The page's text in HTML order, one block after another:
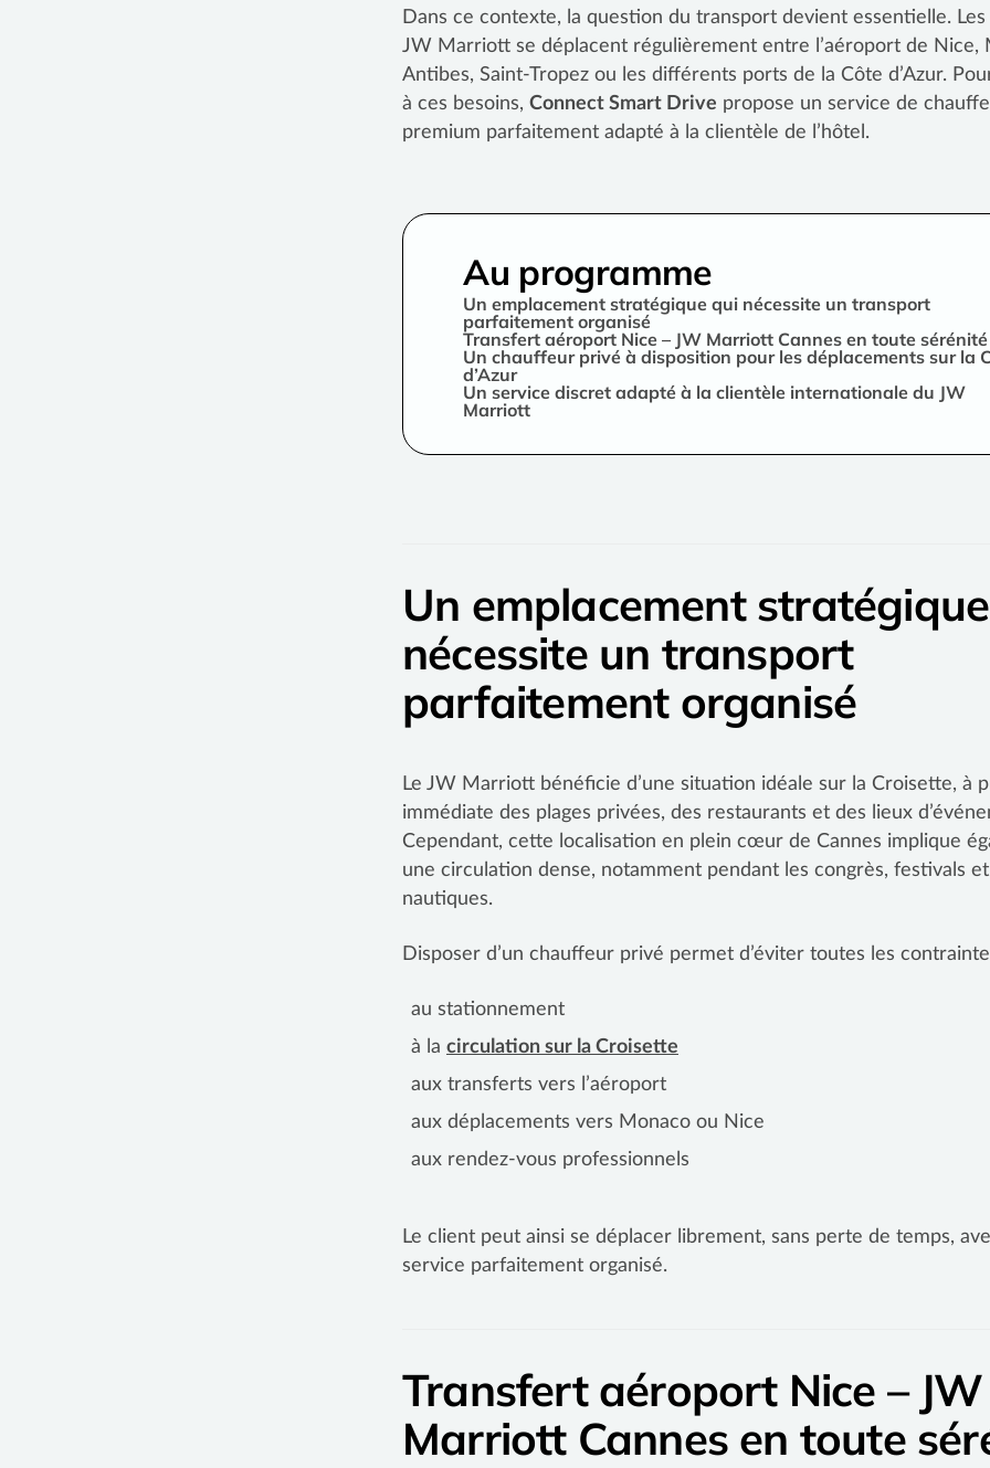
Dans ce contexte, la question du transport devient essentielle.
JW Marriott se déplacent régulièrement entre l’aéroport de Nice,
Antibes, Saint-Tropez ou les différents ports de la Côte d’Azur.
à ces besoins, Connect Smart Drive propose un service de
premium parfaitement adapté à la clientèle de l’hôtel.
Au programme
Un emplacement stratégique qui nécessite un transport
parfaitement organisé
Transfert aéroport Nice – JW Marriott Cannes en toute sérénité
Un chauffeur privé à disposition pour les déplacements sur la
d’Azur
Un service discret adapté à la clientèle internationale du JW
Marriott
Un emplacement
nécessite un transport
parfaitement organisé
Le JW Marriott bénéficie d’une situation idéale sur la Croisette, à
immédiate des plages privées, des restaurants et des lieux
Cependant, cette localisation en plein cœur de Cannes implique
une circulation dense, notamment pendant les congrès, festivals et
nautiques.
Disposer d’un chauffeur privé permet d’éviter toutes les
au stationnement
à la circulation sur la Croisette
aux transferts vers l’aéroport
aux déplacements vers Monaco ou Nice
aux rendez-vous professionnels
Le client peut ainsi se déplacer librement, sans perte de temps,
service parfaitement organisé.
Transfert aéroport Nice – JW
Marriott Cannes en toute